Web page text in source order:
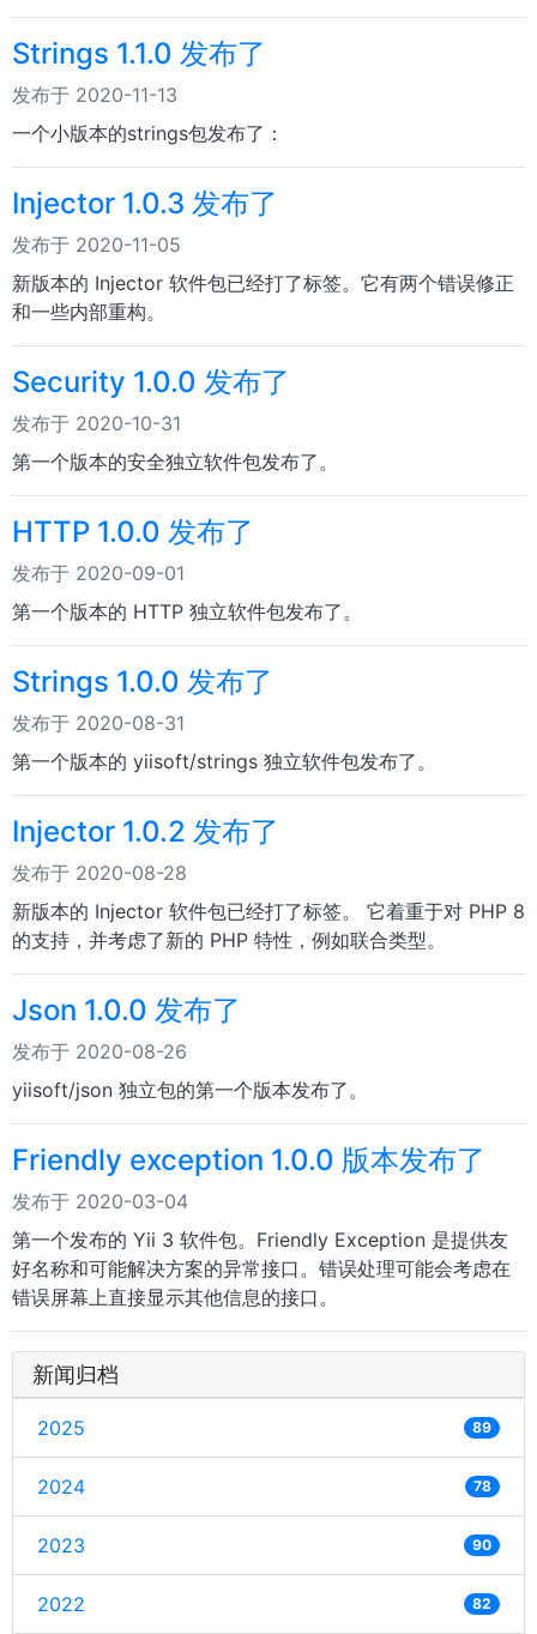
Strings 1.1.0 发布了
发布于 2020-11-13
一个小版本的strings包发布了：
Injector 1.0.3 发布了
发布于 2020-11-05
新版本的 Injector 软件包已经打了标签。它有两个错误修正
和一些内部重构。
Security 1.0.0 发布了
发布于 2020-10-31
第一个版本的安全独立软件包发布了。
HTTP 1.0.0 发布了
发布于 2020-09-01
第一个版本的 HTTP 独立软件包发布了。
Strings 1.0.0 发布了
发布于 2020-08-31
第一个版本的 yiisoft/strings 独立软件包发布了。
Injector 1.0.2 发布了
发布于 2020-08-28
新版本的 Injector 软件包已经打了标签。 它着重于对 PHP 8
的支持，并考虑了新的 PHP 特性，例如联合类型。
Json 1.0.0 发布了
发布于 2020-08-26
yiisoft/json 独立包的第一个版本发布了。
Friendly exception 1.0.0 版本发布了
发布于 2020-03-04
第一个发布的 Yii 3 软件包。Friendly Exception 是提供友
好名称和可能解决方案的异常接口。错误处理可能会考虑在
错误屏幕上直接显示其他信息的接口。
新闻归档
2025 89
2024 78
2023 90
2022 82